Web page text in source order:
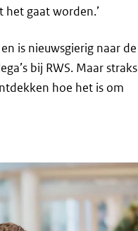
het gaat worden.’
is nieuwsgierig naar de
bij RWS. Maar straks
hoe het is om